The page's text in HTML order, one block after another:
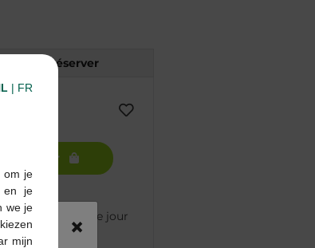
Réserver
avant 12h, livré le jour
×
| FR
om je
en je
we je
mijn